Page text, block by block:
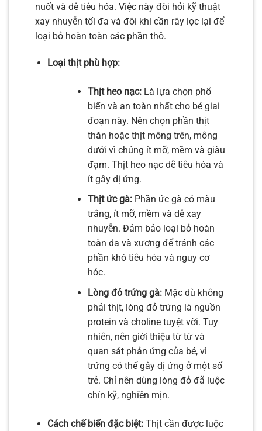
nuốt và dễ tiêu hóa. Việc này đòi hỏi kỹ thuật
xay nhuyễn tối đa và đôi khi cần rây lọc lại để
loại bỏ hoàn toàn các phần thô.
Loại thịt phù hợp:
Thịt heo nạc:Là lựa chọn phổ
biến và an toàn nhất cho bé giai
đoạn này. Nên chọn phần thịt
thăn hoặc thịt mông trên, mông
dưới vì chúng ít mỡ, mềm và giàu
đạm. Thịt heo nạc dễ tiêu hóa và
ít gây dị ứng.
Thịt ức gà:Phần ức gà có màu
trắng, ít mỡ, mềm và dễ xay
nhuyễn. Đảm bảo loại bỏ hoàn
toàn da và xương để tránh các
phần khó tiêu hóa và nguy cơ
hóc.
Lòng đỏ trứng gà:Mặc dù không
phải thịt, lòng đỏ trứng là nguồn
protein và choline tuyệt vời. Tuy
nhiên, nên giới thiệu từ từ và
quan sát phản ứng của bé, vì
trứng có thể gây dị ứng ở một số
trẻ. Chỉ nên dùng lòng đỏ đã luộc
chín kỹ, nghiền mịn.
Cách chế biến đặc biệt:Thịt cần được luộc